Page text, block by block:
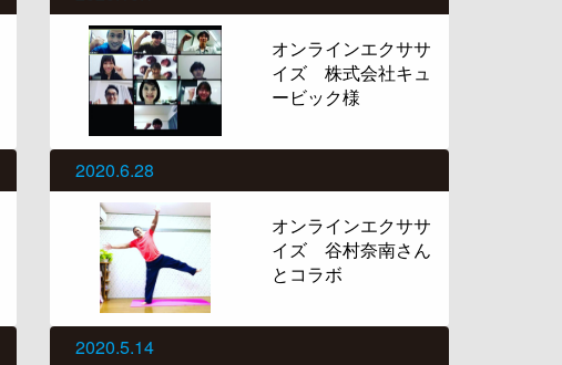
オンラインエクササ
イズ 株式会社キュ
ービック様
2020.6.28
オンラインエクササ
イズ 谷村奈南さん
とコラボ
2020.5.14